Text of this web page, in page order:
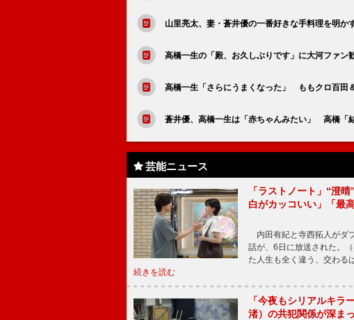
山里亮太、妻・蒼井優の一番好きな手料理を明
高橋一生の「殿、お久しぶりです」に大河ファン
高橋一生「さらにうまくなった」 ももクロ百田
蒼井優、高橋一生は「赤ちゃんみたい」 高橋「
芸能ニュース
「ラストノート」“澄
白がカッコいい」「最
内田有紀と寺西拓人がダ
話が、6日に放送された。
た人生も全く違う、交わる
続きを読む
「今夜もシリアルキラ
渚）の共犯関係が深ま